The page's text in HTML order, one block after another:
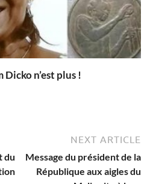
n’est plus !
du
NEXT ARTICLE
Message du président de la
République aux aigles du